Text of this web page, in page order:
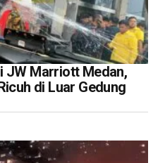
JW Marriott Medan,
di Luar Gedung